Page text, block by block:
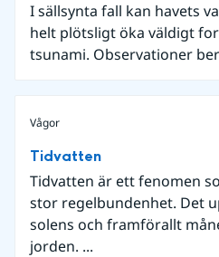
I sällsynta fall kan havets
helt plötsligt öka väldigt
tsunami. Observationer
Vågor
Tidvatten
Tidvatten är ett fenomen
stor regelbundenhet. Det
solens och framförallt
jorden. ...